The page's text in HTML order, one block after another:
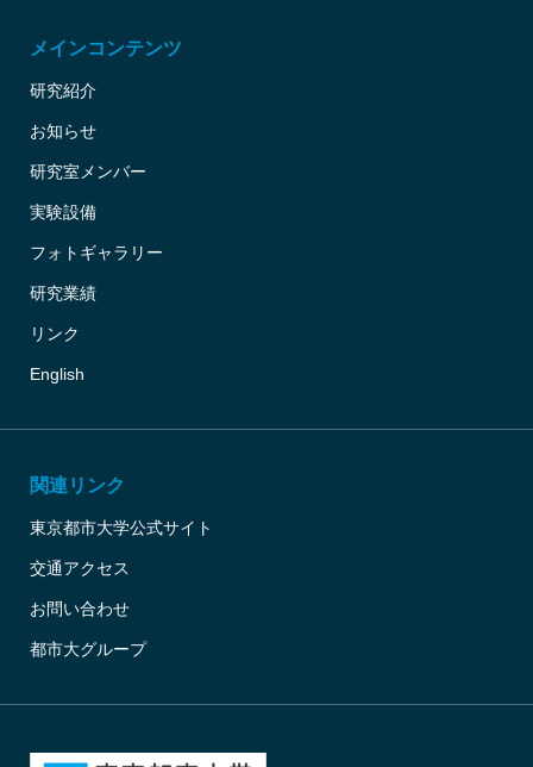
メインコンテンツ
研究紹介
お知らせ
研究室メンバー
実験設備
フォトギャラリー
研究業績
リンク
English
関連リンク
東京都市大学公式サイト
交通アクセス
お問い合わせ
都市大グループ